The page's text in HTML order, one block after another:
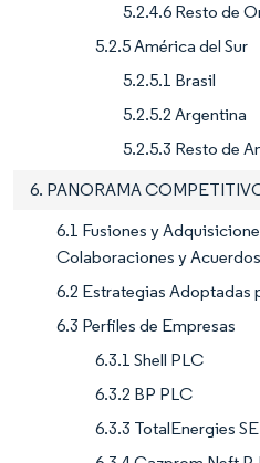
5.2.4.6 Resto de
5.2.5 América del Sur
5.2.5.1 Brasil
5.2.5.2 Argentina
5.2.5.3 Resto de
6. PANORAMA
6.1 Fusiones y
Colaboraciones y Acuerdos
6.2 Estrategias Adoptadas
6.3 Perfiles de Empresas
6.3.1 Shell PLC
6.3.2 BP PLC
6.3.3 TotalEnergies SE